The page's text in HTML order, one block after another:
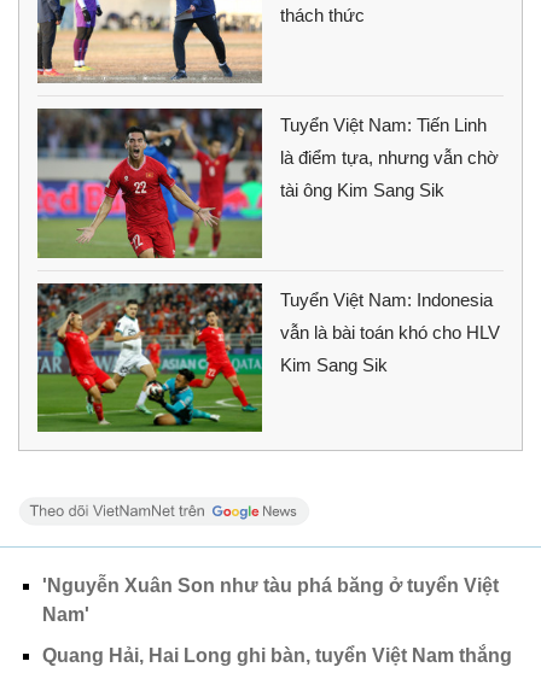
thách thức
Tuyển Việt Nam: Tiến Linh
là điểm tựa, nhưng vẫn chờ
tài ông Kim Sang Sik
Tuyển Việt Nam: Indonesia
vẫn là bài toán khó cho HLV
Kim Sang Sik
'Nguyễn Xuân Son như tàu phá băng ở tuyển Việt
Nam'
Quang Hải, Hai Long ghi bàn, tuyển Việt Nam thắng